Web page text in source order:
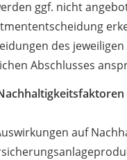
ggf. nicht
des
Abschlusses
auf